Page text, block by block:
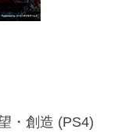
・創造 (PS4)